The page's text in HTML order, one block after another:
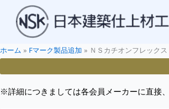
ホーム » Fマーク製品追加 » ＮＳカチオンフレックス
※詳細につきましては各会員メーカーに直接、